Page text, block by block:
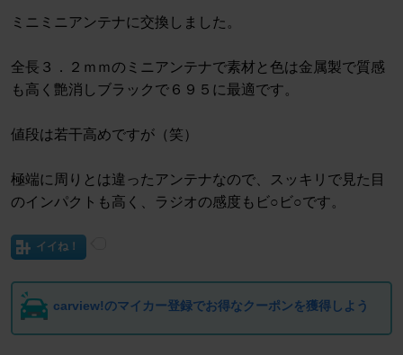
ミニミニアンテナに交換しました。
全長３．２ｍｍのミニアンテナで素材と色は金属製で質感
も高く艶消しブラックで６９５に最適です。
値段は若干高めですが（笑）
極端に周りとは違ったアンテナなので、スッキリで見た目
のインパクトも高く、ラジオの感度もビ○ビ○です。
イイね！
carview!のマイカー登録でお得なクーポンを獲得しよう